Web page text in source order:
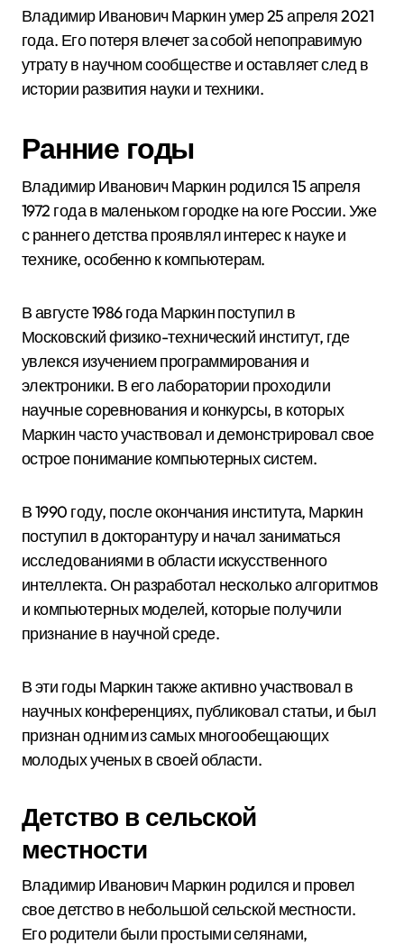
Владимир Иванович Маркин умер 25 апреля 2021
года. Его потеря влечет за собой непоправимую
утрату в научном сообществе и оставляет след в
истории развития науки и техники.
Ранние годы
Владимир Иванович Маркин родился 15 апреля
1972 года в маленьком городке на юге России. Уже
с раннего детства проявлял интерес к науке и
технике, особенно к компьютерам.
В августе 1986 года Маркин поступил в
Московский физико-технический институт, где
увлекся изучением программирования и
электроники. В его лаборатории проходили
научные соревнования и конкурсы, в которых
Маркин часто участвовал и демонстрировал свое
острое понимание компьютерных систем.
В 1990 году, после окончания института, Маркин
поступил в докторантуру и начал заниматься
исследованиями в области искусственного
интеллекта. Он разработал несколько алгоритмов
и компьютерных моделей, которые получили
признание в научной среде.
В эти годы Маркин также активно участвовал в
научных конференциях, публиковал статьи, и был
признан одним из самых многообещающих
молодых ученых в своей области.
Детство в сельской
местности
Владимир Иванович Маркин родился и провел
свое детство в небольшой сельской местности.
Его родители были простыми селянами,